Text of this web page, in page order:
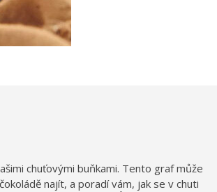
chuťovými buňkami. Tento graf může
najít, a poradí vám, jak se v chuti